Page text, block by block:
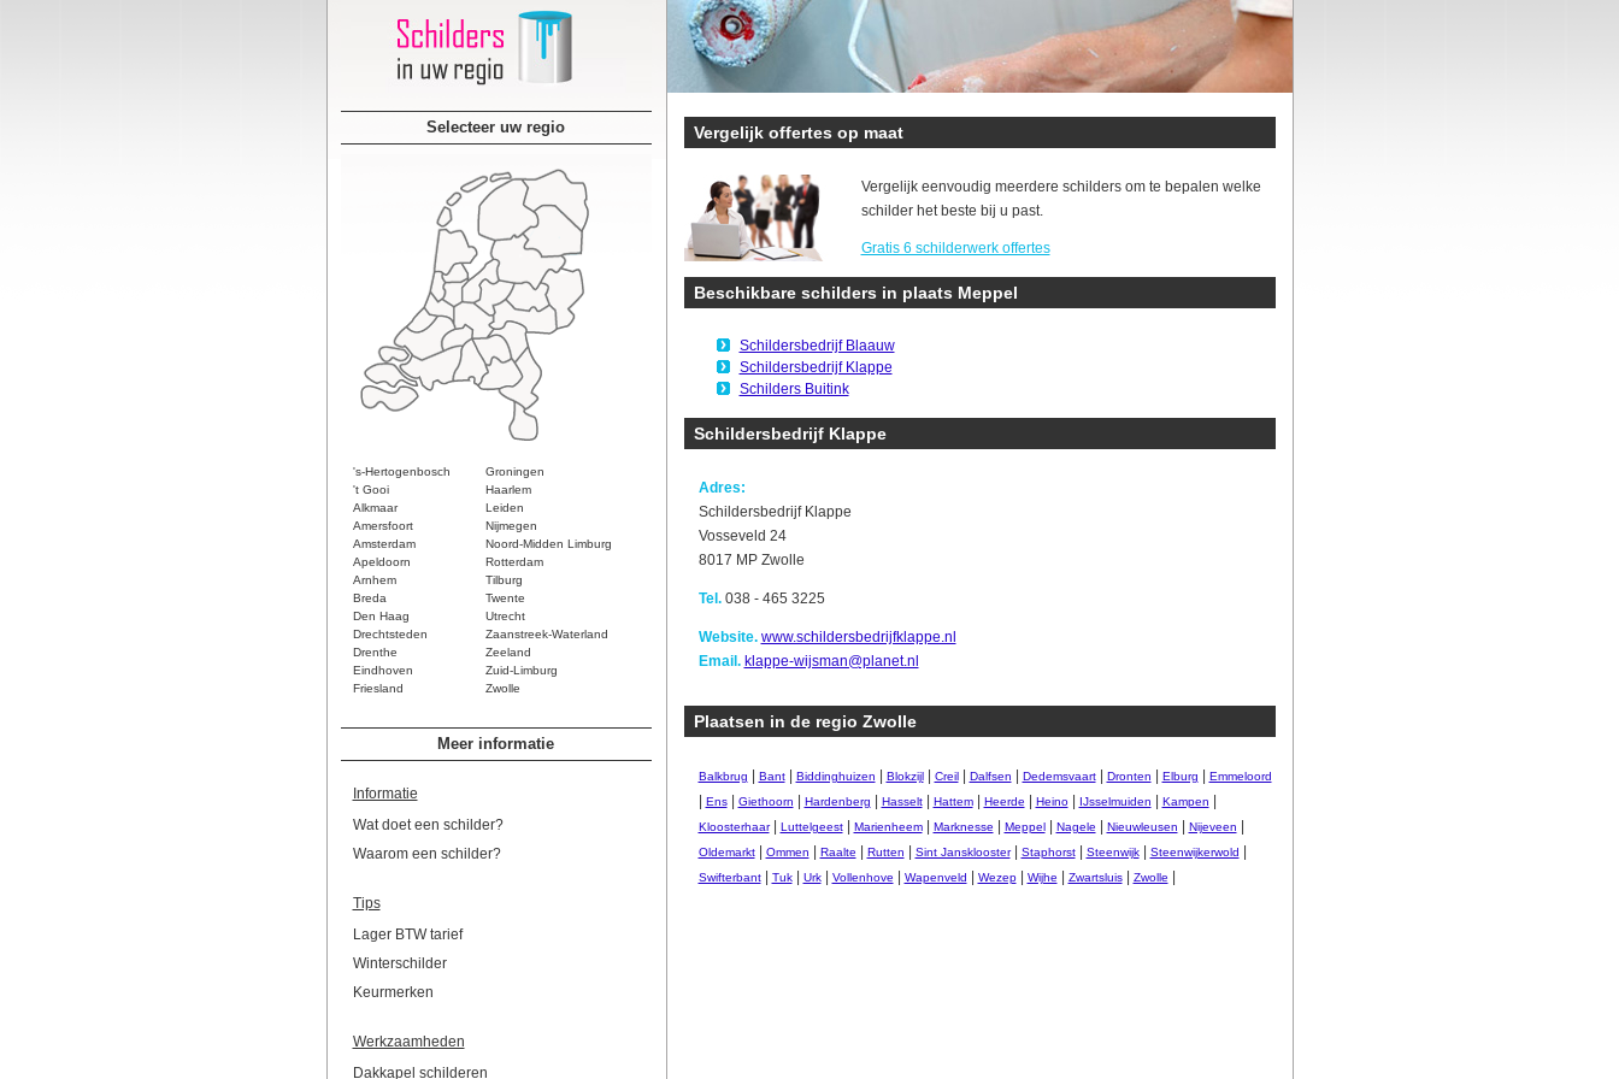
Selecteer uw regio
's-Hertogenbosch
Groningen
't Gooi
Haarlem
Alkmaar
Leiden
Amersfoort
Nijmegen
Amsterdam
Noord-Midden Limburg
Apeldoorn
Rotterdam
Arnhem
Tilburg
Breda
Twente
Den Haag
Utrecht
Drechtsteden
Zaanstreek-Waterland
Drenthe
Zeeland
Eindhoven
Zuid-Limburg
Friesland
Zwolle
Meer informatie
Informatie
Wat doet een schilder?
Waarom een schilder?
Tips
Lager BTW tarief
Winterschilder
Keurmerken
Werkzaamheden
Dakkapel schilderen
Vergelijk offertes op maat
Vergelijk eenvoudig meerdere schilders om te bepalen welke
schilder het beste bij u past.
Gratis 6 schilderwerk offertes
Beschikbare schilders in plaats Meppel
Schildersbedrijf Blaauw
Schildersbedrijf Klappe
Schilders Buitink
Schildersbedrijf Klappe
Adres:
Schildersbedrijf Klappe
Vosseveld 24
8017 MP Zwolle
Tel.038 - 465 3225
Website. www.schildersbedrijfklappe.nl
Email. klappe-wijsman@planet.nl
Plaatsen in de regio Zwolle
Balkbrug Bant| Biddinghuizen Blokzijl| Creil| Dalfsen Dedemsvaart| Dronten Elburg Emmeloord
Ens| Giethoorn Hardenberg Hasselt| Hattem| Heerde Heino| IJsselmuiden Kampen
Kloosterhaar| Luttelgeest| Marienheem| Marknesse Meppel| Nagele Nieuwleusen Nijeveen
Oldemarkt| Ommen Raalte Rutten Sint Jansklooster| Staphorst| Steenwijk| Steenwijkerwold
Swifterbant| Tuk| Urk| Vollenhove Wapenveld Wezep| Wijhe Zwartsluis| Zwolle